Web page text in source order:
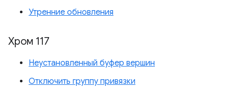
Утренние обновления
Хром 117
Неустановленный буфер вершин
Отключить группу привязки